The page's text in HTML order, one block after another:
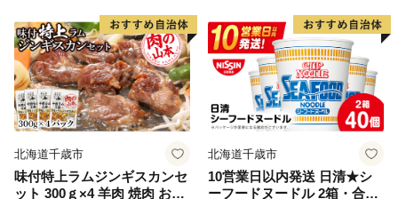
北海道千歳市
味付特上ラムジンギスカンセ
ット 300ｇ×4 羊肉 焼肉 お肉
北海道千歳市
10営業日以内発送 日清★シ
ーフードヌードル 2箱・合計